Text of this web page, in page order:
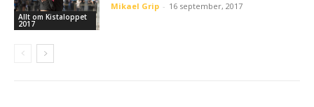
Allt om Kistaloppet
2017
Mikael Grip - 16 september, 2017